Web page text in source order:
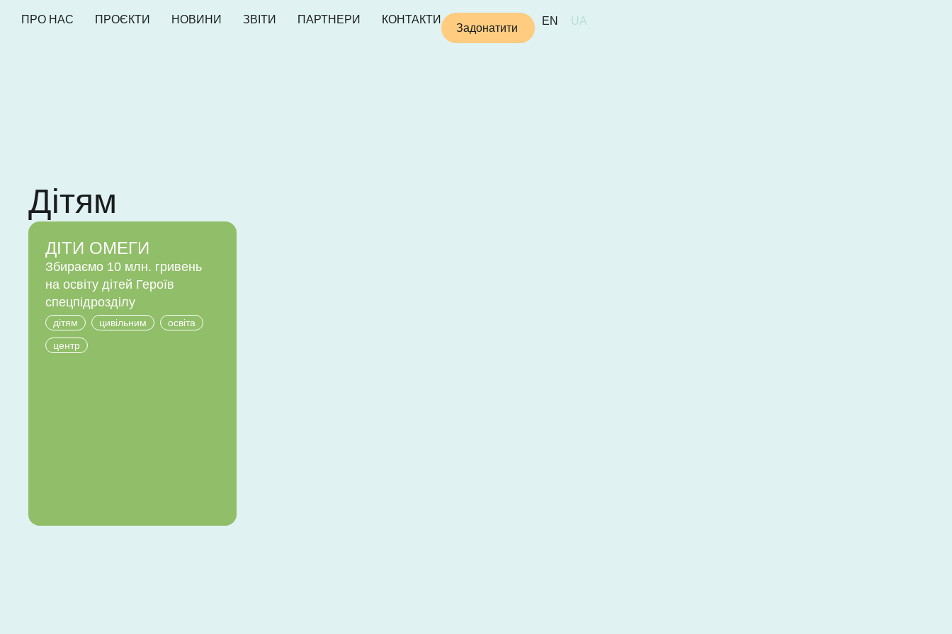
ПРО НАС ПРОЄКТИ НОВИНИ ЗВІТИ ПАРТНЕРИ КОНТАКТИ
Задонатити
EN UA
Дітям
ДІТИ ОМЕГИ
Збираємо 10 млн. гривень
на освіту дітей Героїв
спецпідрозділу
дітям цивільним
освіта
центр